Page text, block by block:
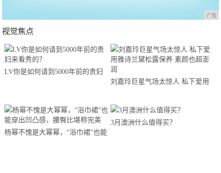
广告
视觉焦点
LV你是如何请到5000年前的贵妇
刘嘉玲巨星气场太惊人 私下爱用
杨幂不愧是大幂幂，“浴巾裙”也能
3月澳洲什么值得买？